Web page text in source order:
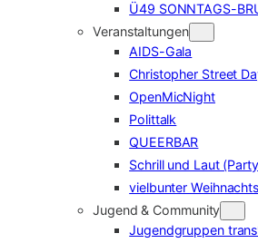
Ü49 SONNTAGS-
Veranstaltungen
AIDS-Gala
Christopher Street
OpenMicNight
Polittalk
QUEERBAR
Schrill und Laut
vielbunter
Jugend & Community
Jugendgruppen